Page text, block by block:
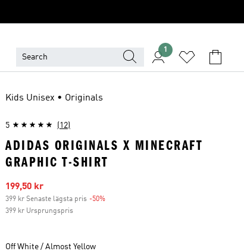
1
Kids Unisex • Originals
5 (12)
ADIDAS ORIGINALS X MINECRAFT
GRAPHIC T-SHIRT
Reapris
199,50 kr
399 kr Senaste lägsta pris -50%
399 kr Ursprungspris
Off White / Almost Yellow